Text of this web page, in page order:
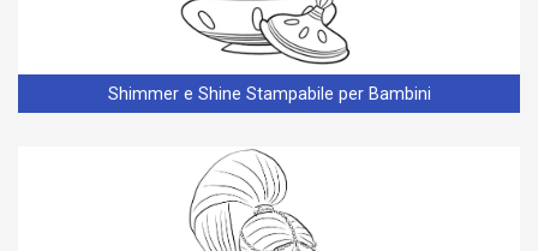
Shimmer e Shine Stampabile per Bambini